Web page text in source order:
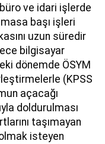
ve idari işlerde
başı işleri
uzun süredir
bilgisayar
dönemde ÖSYM
(KPSS
açacağı
doldurulması
taşımayan
isteyen